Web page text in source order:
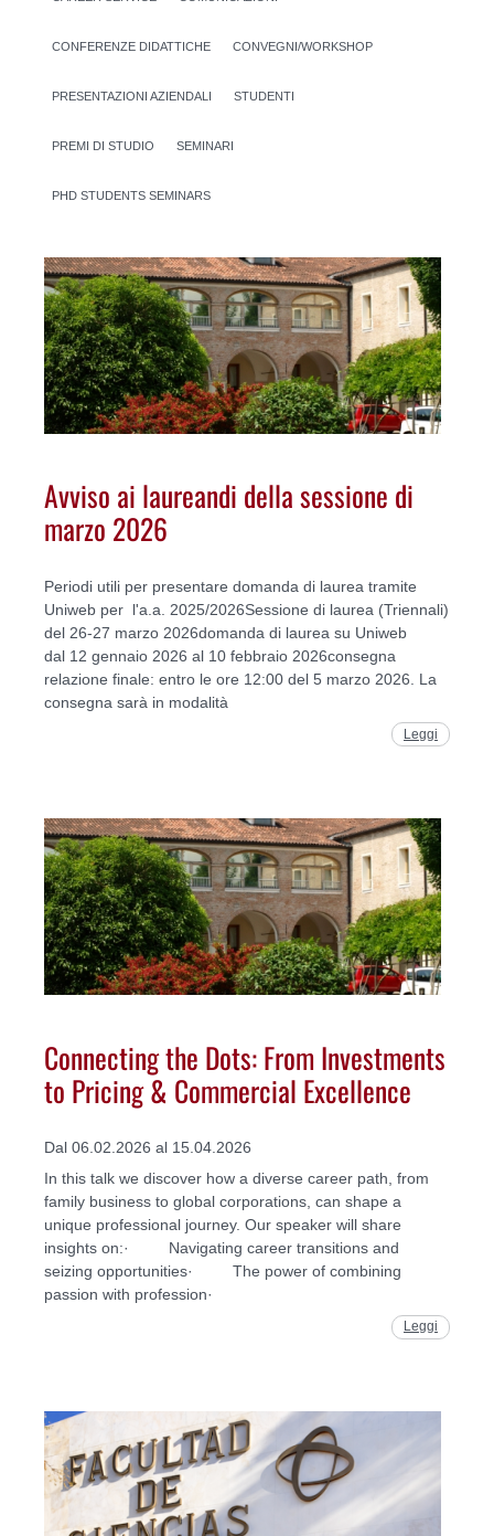
CONFERENZE DIDATTICHE CONVEGNI/WORKSHOP
PRESENTAZIONI AZIENDALI STUDENTI
PREMI DI STUDIO SEMINARI
PHD STUDENTS SEMINARS
Avviso ai laureandi della sessione di
marzo 2026
Periodi utili per presentare domanda di laurea tramite
Uniweb per l'a.a. 2025/2026Sessione di laurea (Triennali)
del 26-27 marzo 2026domanda di laurea su Uniweb
dal 12 gennaio 2026 al 10 febbraio 2026consegna
relazione finale: entro le ore 12:00 del 5 marzo 2026. La
consegna sarà in modalità
Leggi
Connecting the Dots: From Investments
to Pricing & Commercial Excellence
Dal 06.02.2026 al 15.04.2026
In this talk we discover how a diverse career path, from
family business to global corporations, can shape a
unique professional journey. Our speaker will share
insights on:· Navigating career transitions and
seizing opportunities· The power of combining
passion with profession·
Leggi